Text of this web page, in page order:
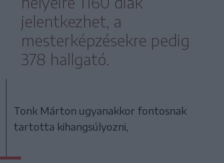
jelentkezhet, a
mesterképzésekre pedig
378 hallgató.
Tonk Márton ugyanakkor fontosnak
tartotta kihangsúlyozni,